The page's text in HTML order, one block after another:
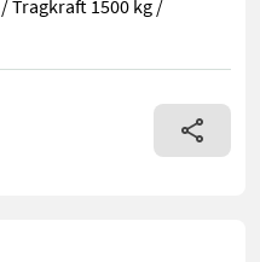
Tragkraft 1500 kg /
mit Euronorm- und